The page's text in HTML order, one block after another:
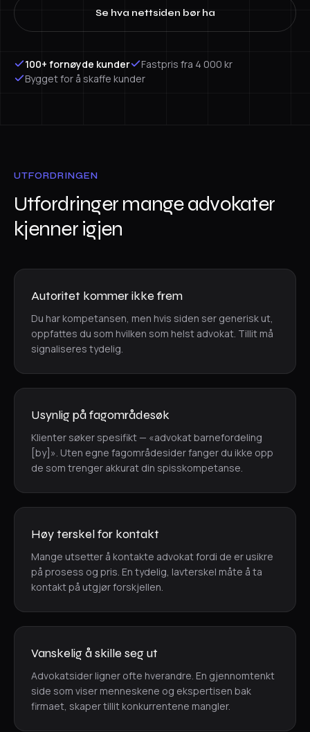
Se hva nettsiden bør ha
100+ fornøyde kunder
Fastpris fra 4 000 kr
Bygget for å skaffe kunder
UTFORDRINGEN
Utfordringer mange advokater
kjenner igjen
Autoritet kommer ikke frem
Du har kompetansen, men hvis siden ser generisk ut,
oppfattes du som hvilken som helst advokat. Tillit må
signaliseres tydelig.
Usynlig på fagområdesøk
Klienter søker spesifikt — «advokat barnefordeling
[by]». Uten egne fagområdesider fanger du ikke opp
de som trenger akkurat din spisskompetanse.
Høy terskel for kontakt
Mange utsetter å kontakte advokat fordi de er usikre
på prosess og pris. En tydelig, lavterskel måte å ta
kontakt på utgjør forskjellen.
Vanskelig å skille seg ut
Advokatsider ligner ofte hverandre. En gjennomtenkt
side som viser menneskene og ekspertisen bak
firmaet, skaper tillit konkurrentene mangler.